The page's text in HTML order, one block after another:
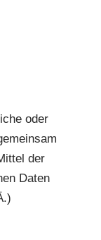
oder
der
Daten